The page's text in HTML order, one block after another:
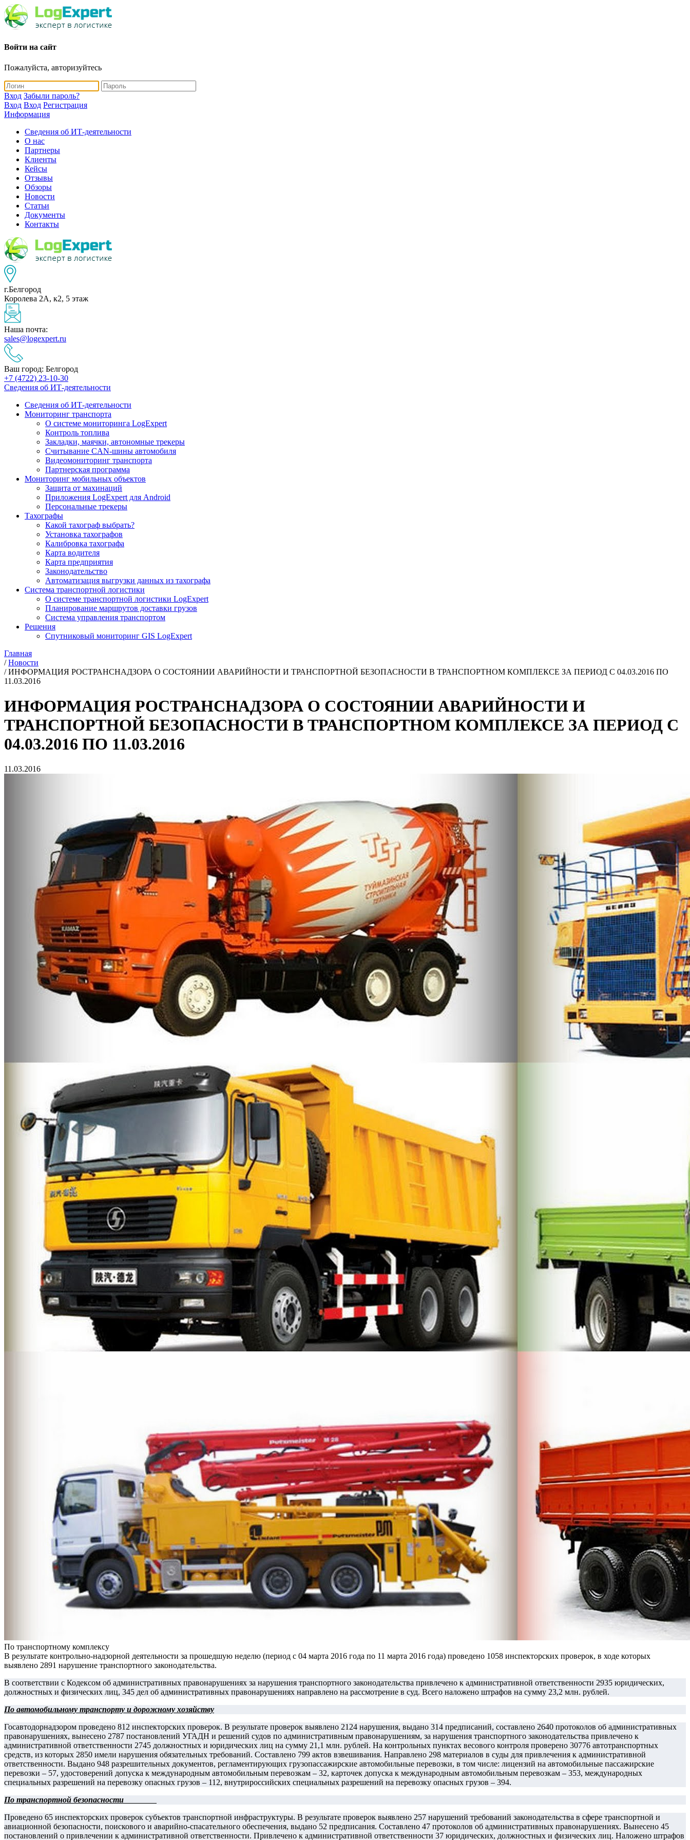
Войти на сайт
Пожалуйста, авторизуйтесь
Вход Забыли пароль?
Вход Вход Регистрация
Информация
Сведения об ИТ-деятельности
О нас
Партнеры
Клиенты
Кейсы
Отзывы
Обзоры
Новости
Статьи
Документы
Контакты
г.Белгород
Королева 2А, к2, 5 этаж
Наша почта:
sales@logexpert.ru
Ваш город: Белгород
+7 (4722) 23-10-30
Сведения об ИТ-деятельности
Сведения об ИТ-деятельности
Мониторинг транспорта
О системе мониторинга LogExpert
Контроль топлива
Закладки, маячки, автономные трекеры
Считывание CAN-шины автомобиля
Видеомониторинг транспорта
Партнерская программа
Мониторинг мобильных объектов
Защита от махинаций
Приложения LogExpert для Android
Персональные трекеры
Тахографы
Какой тахограф выбрать?
Установка тахографов
Калибровка тахографа
Карта водителя
Карта предприятия
Законодательство
Автоматизация выгрузки данных из тахографа
Система транспортной логистики
О системе транспортной логистики LogExpert
Планирование маршрутов доставки грузов
Система управления транспортом
Решения
Спутниковый мониторинг GIS LogExpert
Главная
/Новости
/ИНФОРМАЦИЯ РОСТРАНСНАДЗОРА О СОСТОЯНИИ АВАРИЙНОСТИ И ТРАНСПОРТНОЙ БЕЗОПАСНОСТИ В ТРАНСПОРТНОМ КОМПЛЕКСЕ ЗА ПЕРИОД С 04.03.2016 ПО
11.03.2016
ИНФОРМАЦИЯ РОСТРАНСНАДЗОРА О СОСТОЯНИИ АВАРИЙНОСТИ И
ТРАНСПОРТНОЙ БЕЗОПАСНОСТИ В ТРАНСПОРТНОМ КОМПЛЕКСЕ ЗА ПЕРИОД С
04.03.2016 ПО 11.03.2016
11.03.2016
По транспортному комплексу
В результате контрольно-надзорной деятельности за прошедшую неделю (период с 04 марта 2016 года по 11 марта 2016 года) проведено 1058 инспекторских проверок, в ходе которых
выявлено 2891 нарушение транспортного законодательства.
В соответствии с Кодексом об административных правонарушениях за нарушения транспортного законодательства привлечено к административной ответственности 2935 юридических,
должностных и физических лиц, 345 дел об административных правонарушениях направлено на рассмотрение в суд. Всего наложено штрафов на сумму 23,2 млн. рублей.
По автомобильному транспорту и дорожному хозяйству
Госавтодорнадзором проведено 812 инспекторских проверок. В результате проверок выявлено 2124 нарушения, выдано 314 предписаний, составлено 2640 протоколов об административных
правонарушениях, вынесено 2787 постановлений УГАДН и решений судов по административным правонарушениям, за нарушения транспортного законодательства привлечено к
административной ответственности 2745 должностных и юридических лиц на сумму 21,1 млн. рублей. На контрольных пунктах весового контроля проверено 30776 автотранспортных
средств, из которых 2850 имели нарушения обязательных требований. Составлено 799 актов взвешивания. Направлено 298 материалов в суды для привлечения к административной
ответственности. Выдано 948 разрешительных документов, регламентирующих грузопассажирские автомобильные перевозки, в том числе: лицензий на автомобильные пассажирские
перевозки – 57, удостоверений допуска к международным автомобильным перевозкам – 32, карточек допуска к международным автомобильным перевозкам – 353, международных
специальных разрешений на перевозку опасных грузов – 112, внутрироссийских специальных разрешений на перевозку опасных грузов – 394.
По транспортной безопасности
Проведено 65 инспекторских проверок субъектов транспортной инфраструктуры. В результате проверок выявлено 257 нарушений требований законодательства в сфере транспортной и
авиационной безопасности, поискового и аварийно-спасательного обеспечения, выдано 52 предписания. Составлено 47 протоколов об административных правонарушениях. Вынесено 45
постановлений о привлечении к административной ответственности. Привлечено к административной ответственности 37 юридических, должностных и физических лиц. Наложено штрафов